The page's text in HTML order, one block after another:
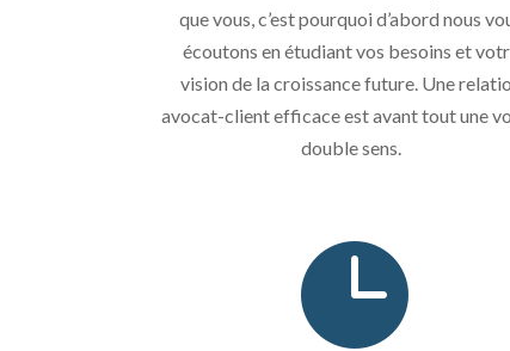
que vous, c’est pourquoi d’abord nous
écoutons en étudiant vos besoins et
vision de la croissance future. Une
avocat-client efficace est avant tout une
double sens.
